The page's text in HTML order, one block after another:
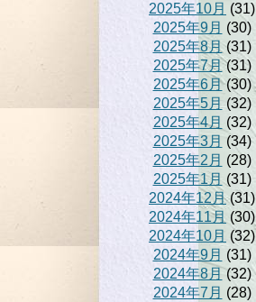
2025年10月 (31)
2025年9月 (30)
2025年8月 (31)
2025年7月(31)
2025年6月(30)
2025年5月(32)
2025年4月 (32)
2025年3月 (34)
2025年2月 (28)
2025年1月 (31)
2024年12月(31)
2024年11月 (30)
2024年10月 (32)
2024年9月 (31)
2024年8月 (32)
2024年7月 (28)